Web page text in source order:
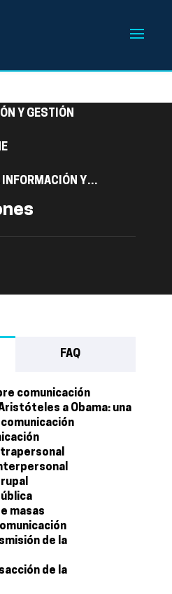
Y GESTIÓN
Y
FAQ
comunicación
a Obama: una
masas
de la
de la